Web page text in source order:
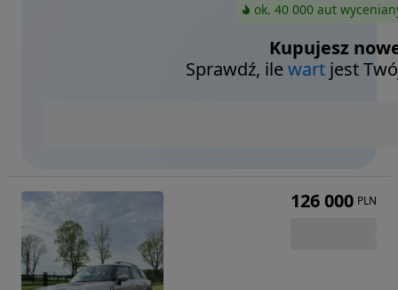
ok. 40 000 aut
Kupujesz
Sprawdź, ilewart jest
126 000 PLN